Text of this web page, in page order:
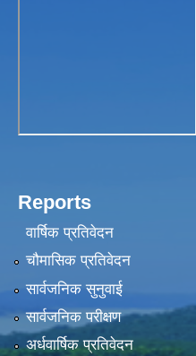
Reports
वार्षिक प्रतिवेदन
चौमासिक प्रतिवेदन
सार्वजनिक सुनुवाई
सार्वजनिक परीक्षण
अर्धवार्षिक प्रतिवेदन